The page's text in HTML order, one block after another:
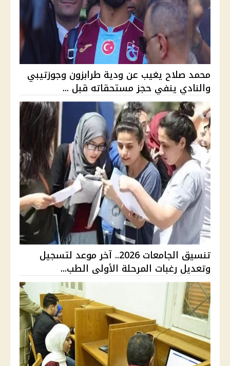
محمد صلاح يغيب عن ودية طرابزون وجوزتيبي
والنادي ينفي حجز مستحقاته قبل ...
تنسيق الجامعات 2026.. آخر موعد لتسجيل
وتعديل رغبات المرحلة الأولى الطب...